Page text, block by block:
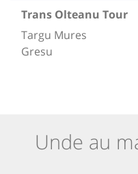
Trans Olteanu Tour
Targu Mures
Gresu
Unde au